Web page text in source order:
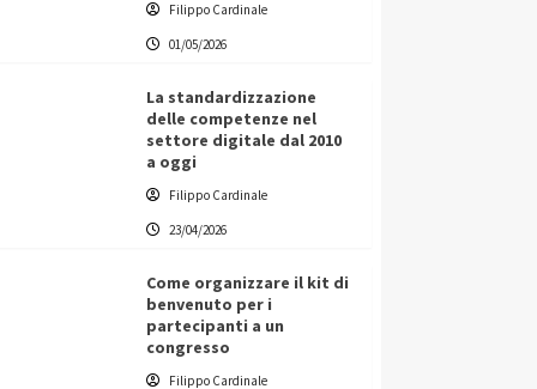
Filippo Cardinale
01/05/2026
La standardizzazione
delle competenze nel
settore digitale dal 2010
a oggi
Filippo Cardinale
23/04/2026
Come organizzare il kit di
benvenuto per i
partecipanti a un
congresso
Filippo Cardinale